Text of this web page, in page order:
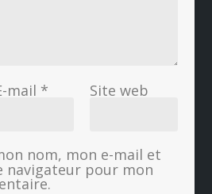
mail * Site web
nom, mon e-mail et
navigateur pour mon